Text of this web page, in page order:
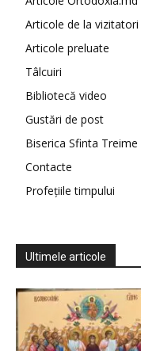
Articole de la vizitatori
Articole preluate
Tâlcuiri
Bibliotecă video
Gustări de post
Biserica Sfinta Treime
Contacte
Profețiile timpului
Ultimele articole